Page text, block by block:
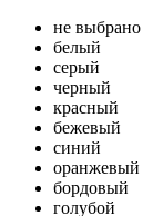
не выбрано
белый
серый
черный
красный
бежевый
синий
оранжевый
бордовый
голубой